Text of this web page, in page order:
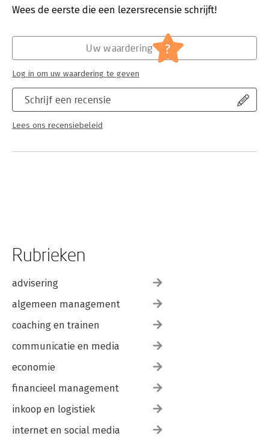
Wees de eerste die een lezersrecensie schrijft!
Schrijf een recensie
Lees ons recensiebeleid
Uw waardering ?
Log in om uw waardering te geven
Rubrieken
advisering
algemeen management
coaching en trainen
communicatie en media
economie
financieel management
inkoop en logistiek
internet en social media